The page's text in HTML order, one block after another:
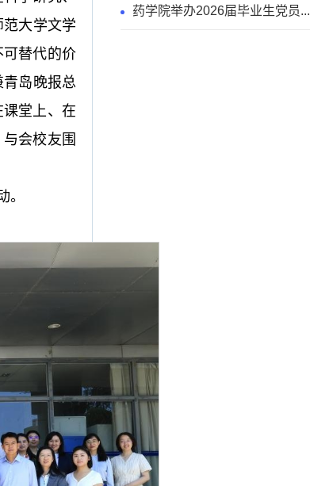
药学院举办2026届毕业生党员...
大学文学
替代的价
岛晚报总
堂上、在
会校友围
。